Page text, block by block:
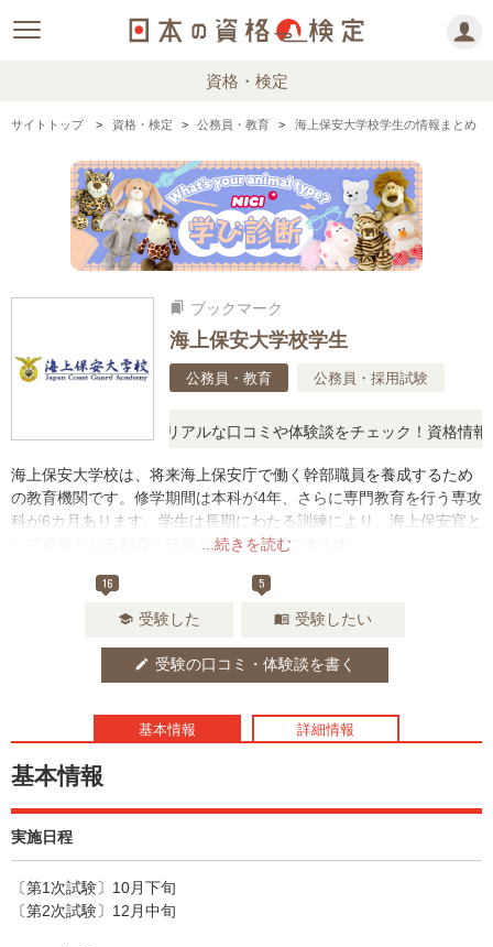
資格・検定
サイトトップ 資格・検定 公務員・教育 海上保安大学校学生の情報まとめ
bookmarks ブックマーク
海上保安大学校学生
公務員・教育 公務員・採用試験
疑問に思ったら、リアルな口コミや体験談をチェック！資格情報の
...続きを読む
海上保安大学校は、将来海上保安庁で働く幹部職員を養成するため
の教育機関です。修学期間は本科が4年、さらに専門教育を行う専攻
科が6カ月あります。学生は長期にわたる訓練により、海上保安官と
して必要となる知識と技能を学ぶことができます。
16
school 受験した
5
menu_book 受験したい
edit 受験の口コミ・体験談を書く
基本情報 詳細情報
基本情報
実施日程
〔第1次試験〕10月下旬
〔第2次試験〕12月中旬